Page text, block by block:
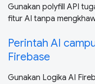
Gunakan polyfill API
fitur AI tanpa
Perintah AI
Firebase
Gunakan Logika AI